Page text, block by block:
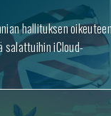
hallituksen oikeuteen
salattuihin iCloud-